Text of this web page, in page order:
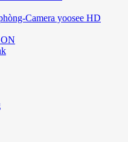
Camera yoosee HD